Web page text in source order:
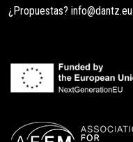
¿Propuestas? info@dantz.eu